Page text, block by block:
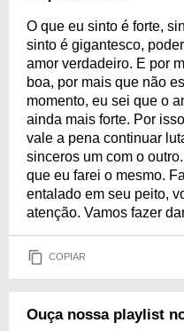
O que eu sinto é forte,
sinto é gigantesco,
amor verdadeiro. E por
boa, por mais que não
momento, eu sei que o
ainda mais forte. Por
vale a pena continuar
sinceros um com o
que eu farei o mesmo.
entalado em seu peito,
atenção. Vamos fazer
COPIAR
Ouça nossa playlist